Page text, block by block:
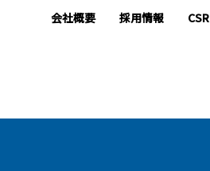
会社概要 採用情報 CSR